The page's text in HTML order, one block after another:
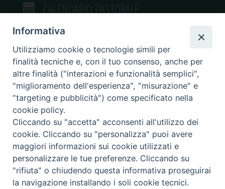
CALENDARIO PASTORALE
VIDEOGALLERY
PHOTOGALLERY
Diocesi di Caltagirone
Piazza San Francesco d’Assisi, 9 – tel. 0933.34186 – fax 0933.820590 e-mail:
comunicazionisociali@diocesidicaltagirone.it
Informativa
Utilizziamo cookie o tecnologie simili per
finalità tecniche e, con il tuo consenso, anche per
altre finalità ("interazioni e funzionalità semplici",
"miglioramento dell'esperienza", "misurazione" e
"targeting e pubblicità") come specificato nella
cookie policy.
Cliccando su "accetta" acconsenti all'utilizzo dei
cookie. Cliccando su "personalizza" puoi avere
maggiori informazioni sui cookie utilizzati e
personalizzare le tue preferenze. Cliccando su
"rifiuta" o chiudendo questa informativa proseguirai
la navigazione installando i soli cookie tecnici.